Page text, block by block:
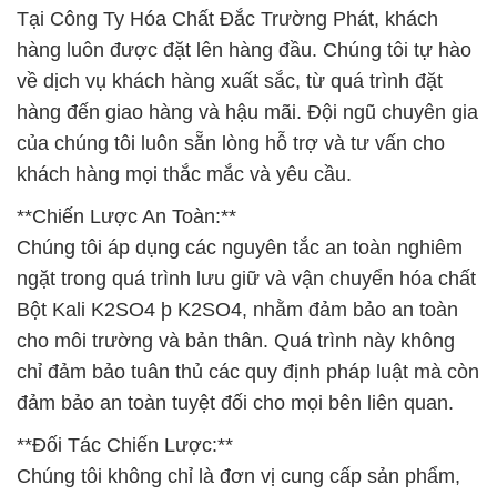
Tại Công Ty Hóa Chất Đắc Trường Phát, khách
hàng luôn được đặt lên hàng đầu. Chúng tôi tự hào
về dịch vụ khách hàng xuất sắc, từ quá trình đặt
hàng đến giao hàng và hậu mãi. Đội ngũ chuyên gia
của chúng tôi luôn sẵn lòng hỗ trợ và tư vấn cho
khách hàng mọi thắc mắc và yêu cầu.
**Chiến Lược An Toàn:**
Chúng tôi áp dụng các nguyên tắc an toàn nghiêm
ngặt trong quá trình lưu giữ và vận chuyển hóa chất
Bột Kali K2SO4 þ K2SO4, nhằm đảm bảo an toàn
cho môi trường và bản thân. Quá trình này không
chỉ đảm bảo tuân thủ các quy định pháp luật mà còn
đảm bảo an toàn tuyệt đối cho mọi bên liên quan.
**Đối Tác Chiến Lược:**
Chúng tôi không chỉ là đơn vị cung cấp sản phẩm,